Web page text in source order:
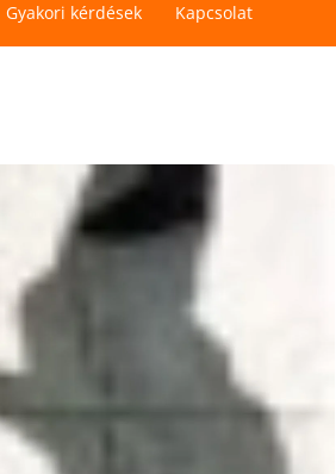
Gyakori kérdések Kapcsolat